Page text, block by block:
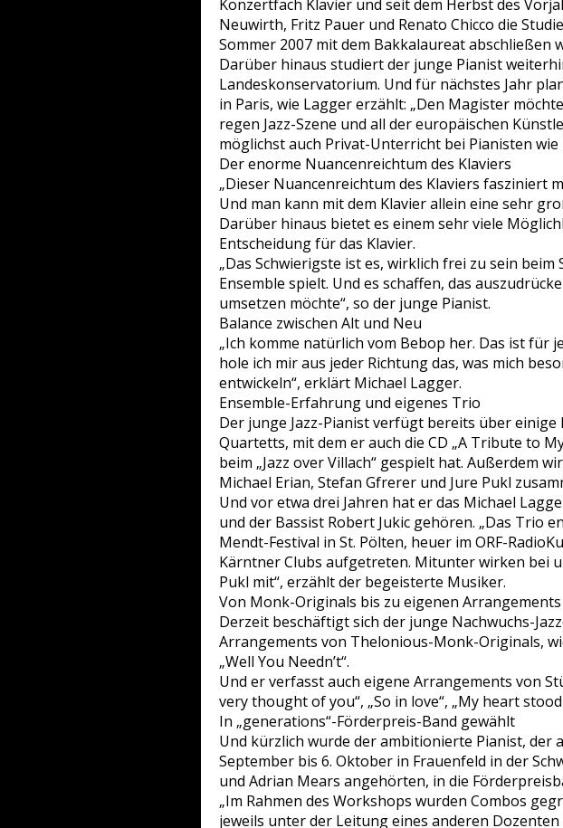
Konzertfach Klavier und seit dem Herbst des
Neuwirth, Fritz Pauer und Renato Chicco die
Sommer 2007 mit dem Bakkalaureat abschließen
Darüber hinaus studiert der junge Pianist
Landeskonservatorium. Und für nächstes Jahr
in Paris, wie Lagger erzählt: „Den Magister
regen Jazz-Szene und all der europäischen
möglichst auch Privat-Unterricht bei Pianisten
Der enorme Nuancenreichtum des Klaviers
„Dieser Nuancenreichtum des Klaviers fasziniert
Und man kann mit dem Klavier allein eine sehr
Darüber hinaus bietet es einem sehr viele
Entscheidung für das Klavier.
„Das Schwierigste ist es, wirklich frei zu sein
Ensemble spielt. Und es schaffen, das
umsetzen möchte“, so der junge Pianist.
Balance zwischen Alt und Neu
„Ich komme natürlich vom Bebop her. Das ist für
hole ich mir aus jeder Richtung das, was mich
entwickeln“, erklärt Michael Lagger.
Ensemble-Erfahrung und eigenes Trio
Der junge Jazz-Pianist verfügt bereits über einige
Quartetts, mit dem er auch die CD „A Tribute to
beim „Jazz over Villach“ gespielt hat. Außerdem
Michael Erian, Stefan Gfrerer und Jure Pukl
Und vor etwa drei Jahren hat er das Michael
und der Bassist Robert Jukic gehören. „Das Trio
Mendt-Festival in St. Pölten, heuer im ORF-
Kärntner Clubs aufgetreten. Mitunter wirken bei
Pukl mit“, erzählt der begeisterte Musiker.
Von Monk-Originals bis zu eigenen Arrangements
Derzeit beschäftigt sich der junge Nachwuchs-
Arrangements von Thelonious-Monk-Originals,
„Well You Needn’t“.
Und er verfasst auch eigene Arrangements von
very thought of you“, „So in love“, „My heart
In „generations“-Förderpreis-Band gewählt
Und kürzlich wurde der ambitionierte Pianist, der
September bis 6. Oktober in Frauenfeld in der
und Adrian Mears angehörten, in die
„Im Rahmen des Workshops wurden Combos
jeweils unter der Leitung eines anderen